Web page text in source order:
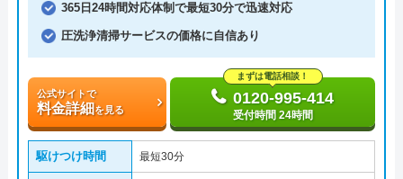
365日24時間対応体制で最短30分で迅速対応
圧洗浄清掃サービスの価格に自信あり
公式サイトで
料金詳細を見る
まずは電話相談！
0120-995-414
受付時間 24時間
駆けつけ時間 最短30分